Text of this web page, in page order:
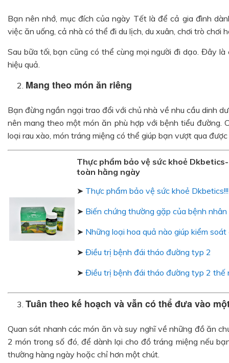
Bạn nên nhớ, mục đích của ngày Tết là để cả gia đình
việc ăn uống, cả nhà có thể đi du lịch, du xuân, chơi trò chơi
Sau bữa tối, bạn cũng có thể cùng mọi người đi dạo. Đây
hiệu quả.
Mang theo món ăn riêng
Bạn đừng ngần ngại trao đổi với chủ nhà về nhu cầu dinh
nên mang theo một món ăn phù hợp với bệnh tiểu đường.
loại rau xào, món tráng miệng có thể giúp bạn vượt qua
Thực phẩm bảo vệ sức khoẻ
toàn hằng ngày
➤ Thực phẩm bảo vệ sức khoẻ Dkbetics!!!
➤ Biến chứng thường gặp của bệnh
➤ Những loại hoa quả nào giúp kiểm
➤ Điều trị bệnh đái tháo đường typ 2
➤ Điều trị bệnh đái tháo đường typ 2 thế
Tuân theo kế hoạch và vẫn có thể đưa vào
Quan sát nhanh các món ăn và suy nghĩ về những đồ ăn
2 món trong số đó, để dành lại cho đồ tráng miệng nếu
thường hàng ngày hoặc chỉ hơn một chút.